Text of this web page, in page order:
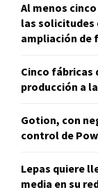
Al menos
las solicitudes
ampliación de
Cinco fábricas
producción a
Gotion, con
control de
Lepas quiere
media en su